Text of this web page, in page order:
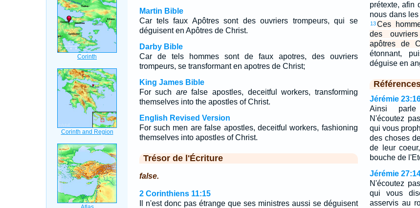
Martin Bible
Car tels faux Apôtres sont des ouvriers trompeurs, qui se
déguisent en Apôtres de Christ.
Darby Bible
Car de tels hommes sont de faux apotres, des ouvriers
trompeurs, se transformant en apotres de Christ;
King James Bible
For such arefalse apostles, deceitful workers, transforming
themselves into the apostles of Christ.
English Revised Version
For such men are false apostles, deceitful workers, fashioning
themselves into apostles of Christ.
Trésor de l'Écriture
false.
2 Corinthiens 11:15
Il n'est donc pas étrange que ses ministres aussi se déguisent
prétexte, afin
nous dans
13Ces
des
apôtres de
étonnant,
déguise en
Jérémie
Ainsi
N'écoutez
qui vous
des choses
de leur
bouche de
Jérémie
N'écoutez
qui vous
asservis au